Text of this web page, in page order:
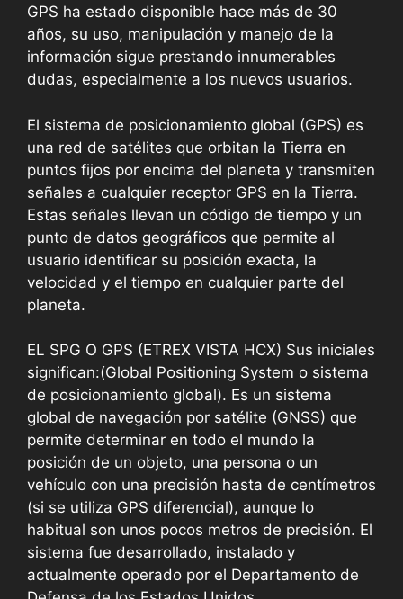
GPS ha estado disponible hace más de 30
años, su uso, manipulación y manejo de la
información sigue prestando innumerables
dudas, especialmente a los nuevos usuarios.
El sistema de posicionamiento global (GPS) es
una red de satélites que orbitan la Tierra en
puntos fijos por encima del planeta y transmiten
señales a cualquier receptor GPS en la Tierra.
Estas señales llevan un código de tiempo y un
punto de datos geográficos que permite al
usuario identificar su posición exacta, la
velocidad y el tiempo en cualquier parte del
planeta.
EL SPG O GPS (ETREX VISTA HCX) Sus iniciales
significan:(Global Positioning System o sistema
de posicionamiento global). Es un sistema
global de navegación por satélite (GNSS) que
permite determinar en todo el mundo la
posición de un objeto, una persona o un
vehículo con una precisión hasta de centímetros
(si se utiliza GPS diferencial), aunque lo
habitual son unos pocos metros de precisión. El
sistema fue desarrollado, instalado y
actualmente operado por el Departamento de